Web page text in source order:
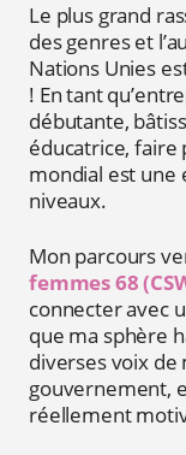
Le plus grand
des genres et
Nations Unies
! En tant
débutante,
éducatrice,
mondial est une
niveaux.
Mon parcours
femmes 68
connecter avec
que ma sphère
diverses voix de
gouvernement,
réellement